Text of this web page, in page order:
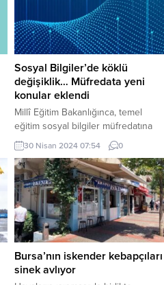
Sosyal Bilgiler’de köklü
değişiklik… Müfredata yeni
konular eklendi
Millî Eğitim Bakanlığınca, temel
eğitim sosyal bilgiler müfredatına
“dijital vatandaşlık”, “siber zorbalık”,
“teknoloji bağımlılığı”, “Kovid-19
salgını” ve “afetler” gibi konular
eklendi. Türkiye Yüzyılı Maarif
Modeli’nde, öğretim programları
ortak metninde yer alan bilgilere
göre sosyal bilimlerde yerli ve
yabancı literatür, alanın kendine
özgü yapısı ve çağın gereklilikleri
göz önünde bulundurularak 21....
30 Nisan 2024 07:54 0
Bursa’nın iskender kebapçıları
sinek avlıyor